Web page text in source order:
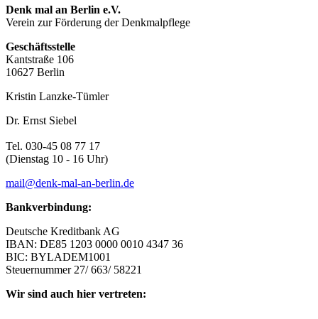
Denk mal an Berlin e.V.
Verein zur Förderung der Denkmalpflege
Geschäftsstelle
Kantstraße 106
10627 Berlin
Kristin Lanzke-Tümler
Dr. Ernst Siebel
Tel. 030-45 08 77 17
(Dienstag 10 - 16 Uhr)
mail@denk-mal-an-berlin.de
Bankverbindung:
Deutsche Kreditbank AG
IBAN: DE85 1203 0000 0010 4347 36
BIC: BYLADEM1001
Steuernummer 27/ 663/ 58221
Wir sind auch hier vertreten: